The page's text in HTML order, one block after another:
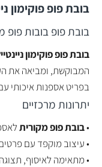
בובת פופ פוקימון
בובת פופ בובות פופ
בובת פופ פוקימון
המבוקשת, ומביאה את
בפריט אספנות איכותי
יתרונות מרכזיים
•בובת פופ מקורית
• עיצוב מוקפד עם
• מתאימה לאיסוף,